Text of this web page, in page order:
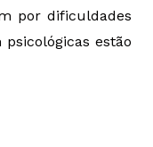
por dificuldades
psicológicas estão